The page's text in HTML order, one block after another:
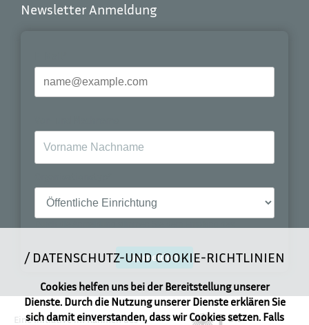
Newsletter Anmeldung
anmelden
Eine Initiative im Rahmen des
DATENSCHUTZ-UND COOKIE-RICHTLINIEN
Cookies helfen uns bei der Bereitstellung unserer
Dienste. Durch die Nutzung unserer Dienste erklären Sie
sich damit einverstanden, dass wir Cookies setzen. Falls